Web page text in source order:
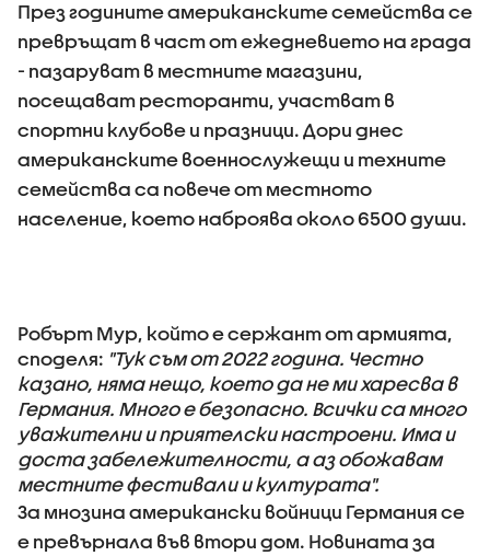
През годините американските семейства се
превръщат в част от ежедневието на града
- пазаруват в местните магазини,
посещават ресторанти, участват в
спортни клубове и празници. Дори днес
американските военнослужещи и техните
семейства са повече от местното
население, което наброява около 6500 души.
Робърт Мур, който е сержант от армията,
споделя: "Тук съм от 2022 година. Честно
казано, няма нещо, което да не ми харесва в
Германия. Много е безопасно. Всички са много
уважителни и приятелски настроени. Има и
доста забележителности, а аз обожавам
местните фестивали и културата".
За мнозина американски войници Германия се
е превърнала във втори дом. Новината за